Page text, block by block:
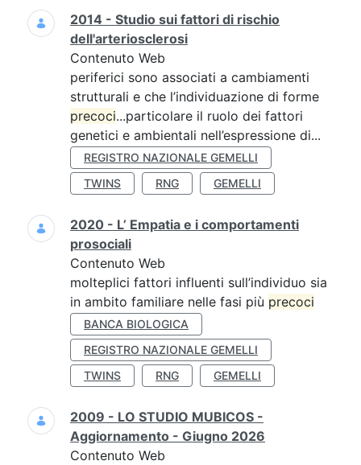
Ricerca
2014 - Studio sui fattori di rischio
dell'arteriosclerosi
Contenuto Web
periferici sono associati a cambiamenti
strutturali e che l’individuazione di forme
precoci...particolare il ruolo dei fattori
genetici e ambientali nell’espressione di...
REGISTRO NAZIONALE GEMELLI
TWINS
RNG GEMELLI
2020 - L’ Empatia e i comportamenti
prosociali
Contenuto Web
molteplici fattori influenti sull’individuo sia
in ambito familiare nelle fasi più precoci
BANCA BIOLOGICA
REGISTRO NAZIONALE GEMELLI
TWINS
RNG GEMELLI
2009 - LO STUDIO MUBICOS -
Aggiornamento - Giugno 2026
Contenuto Web